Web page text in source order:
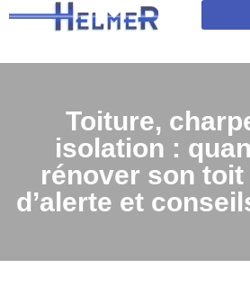
Toiture,
isolation :
rénover son toit
d’alerte et